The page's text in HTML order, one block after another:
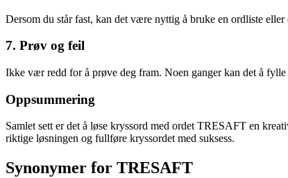
Dersom du står fast, kan det være nyttig å bruke en ordliste
7. Prøv og feil
Ikke vær redd for å prøve deg fram. Noen ganger kan det å
Oppsummering
Samlet sett er det å løse kryssord med ordet TRESAFT en
riktige løsningen og fullføre kryssordet med suksess.
Synonymer for TRESAFT